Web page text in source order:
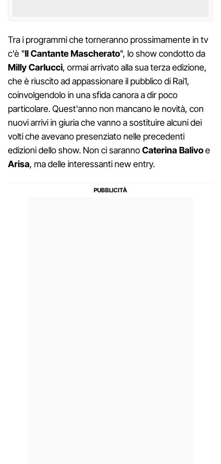
Tra i programmi che torneranno prossimamente in tv
c'è "Il Cantante Mascherato", lo show condotto da
Milly Carlucci, ormai arrivato alla sua terza edizione,
che è riuscito ad appassionare il pubblico di Rai1,
coinvolgendolo in una sfida canora a dir poco
particolare. Quest'anno non mancano le novità, con
nuovi arrivi in giuria che vanno a sostituire alcuni dei
volti che avevano presenziato nelle precedenti
edizioni dello show. Non ci sarannoCaterina Balivoe
Arisa, ma delle interessanti new entry.